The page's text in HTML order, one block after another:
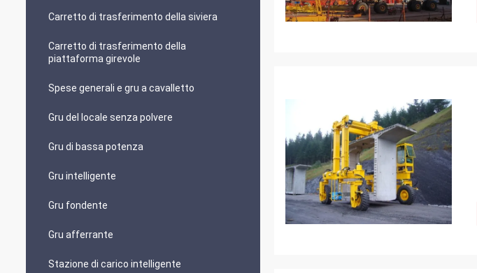
Carretto di trasferimento della siviera
Carretto di trasferimento della
piattaforma girevole
Spese generali e gru a cavalletto
Gru del locale senza polvere
Gru di bassa potenza
Gru intelligente
Gru fondente
Gru afferrante
Stazione di carico intelligente